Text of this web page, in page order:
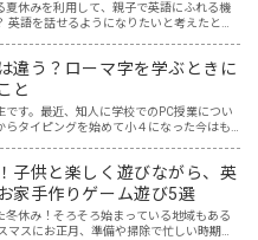
夏休みを利用して、親子で英語にふれる機
英語を話せるようになりたいと考えたと
違う？ローマ字を学ぶときに
と
です。最近、知人に学校でのPC授業につい
らタイピングを始めて小４になった今はも
子供と楽しく遊びながら、英
家手作りゲーム遊び5選
冬休み！そろそろ始まっている地域もある
マスにお正月、準備や掃除で忙しい時期で